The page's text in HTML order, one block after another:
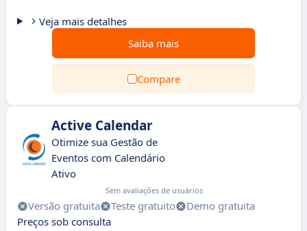
Veja mais detalhes
Saiba mais
Compare
Active Calendar
Otimize sua Gestão de
Eventos com Calendário
Ativo
Sem avaliações de usuários
Versão gratuita Teste gratuito
Demo gratuita
Preços sob consulta